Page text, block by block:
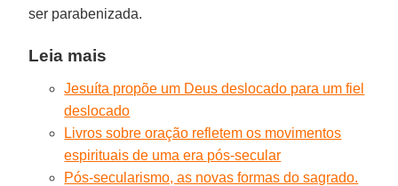
ser parabenizada.
Leia mais
Jesuíta propõe um Deus deslocado para um fiel
deslocado
Livros sobre oração refletem os movimentos
espirituais de uma era pós-secular
Pós-secularismo, as novas formas do sagrado.